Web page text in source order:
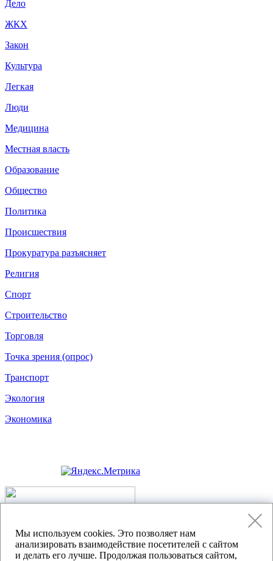
Дело
ЖКХ
Закон
Культура
Легкая
Люди
Медицина
Местная власть
Образование
Общество
Политика
Происшествия
Прокуратура разъясняет
Религия
Спорт
Строительство
Торговля
Точка зрения (опрос)
Транспорт
Экология
Экономика
Политика конфиденциальности
Согласие на обработку персональных данных
Мы используем cookies. Это позволяет нам
анализировать взаимодействие посетителей с сайтом
и делать его лучше. Продолжая пользоваться сайтом,